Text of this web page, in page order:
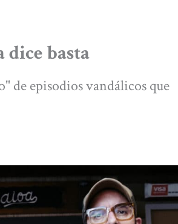
basta
de episodios vandálicos que